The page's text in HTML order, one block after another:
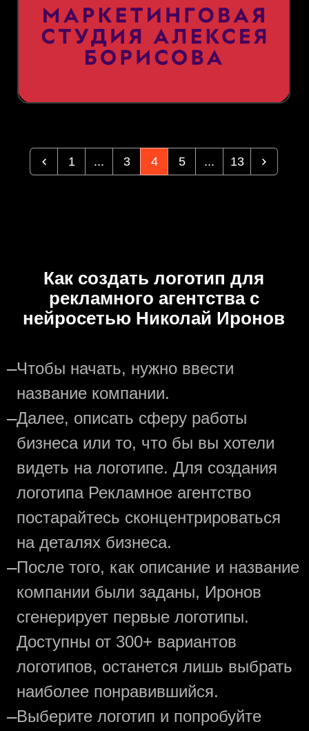
1 ... 3 4 5 ... 13
Как создать логотип для
рекламного агентства с
нейросетью Николай Иронов
—Чтобы начать, нужно ввести
название компании.
—Далее, описать сферу работы
бизнеса или то, что бы вы хотели
видеть на логотипе. Для создания
логотипа Рекламное агентство
постарайтесь сконцентрироваться
на деталях бизнеса.
—После того, как описание и название
компании были заданы, Иронов
сгенерирует первые логотипы.
Доступны от 300+ вариантов
логотипов, останется лишь выбрать
наиболее понравившийся.
—Выберите логотип и попробуйте